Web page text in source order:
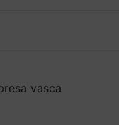
vasca